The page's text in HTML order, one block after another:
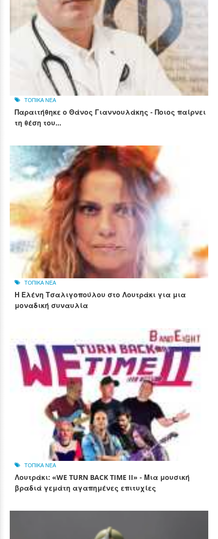
ΤΟΠΙΚΑ ΝΕΑ
Παραιτήθηκε ο Θάνος Γιαννουλάκης - Ποιος παίρνει
τη θέση του...
ΤΟΠΙΚΑ ΝΕΑ
Η Ελένη Τσαλιγοπούλου στο Λουτράκι για μια
μοναδική συναυλία
ΤΟΠΙΚΑ ΝΕΑ
Λουτράκι: «WE TURN BACK TIME II» - Μια μουσική
βραδιά γεμάτη αγαπημένες επιτυχίες